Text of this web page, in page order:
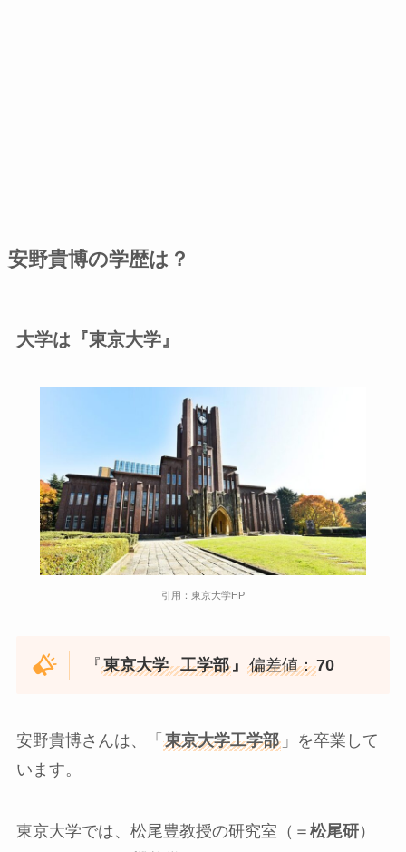
安野貴博の学歴は？
大学は『東京大学』
引用：東京大学HP
『東京大学 工学部 』偏差値：70
安野貴博さんは、「 東京大学工学部」を卒業して
います。
東京大学では、松尾豊教授の研究室（＝ 松尾研）